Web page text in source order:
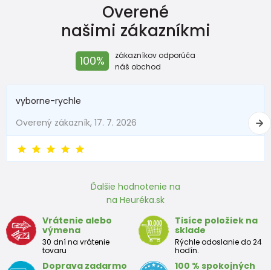
Overené
našimi zákazníkmi
100%
zákazníkov odporúča
náš obchod
vyborne-rychle
Overený zákazník, 17. 7. 2026
Ďalšie hodnotenie na
na Heuréka.sk
Vrátenie alebo
výmena
30 dní na vrátenie
tovaru
Tisíce položiek na
sklade
Rýchle odoslanie do 24
hodín.
Doprava zadarmo
100 % spokojných